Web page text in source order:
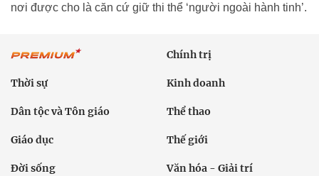
nơi được cho là căn cứ giữ thi thể ‘người ngoài hành tinh’.
Chính trị
Thời sự Kinh doanh
Dân tộc và Tôn giáo Thể thao
Giáo dục Thế giới
Đời sống Văn hóa - Giải trí